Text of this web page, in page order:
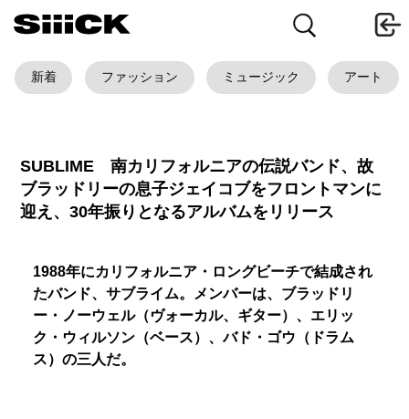
新着 ファッション ミュージック アート
SUBLIME 南カリフォルニアの伝説バンド、故
ブラッドリーの息子ジェイコブをフロントマンに
迎え、30年振りとなるアルバムをリリース
1988年にカリフォルニア・ロングビーチで結成され
たバンド、サブライム。メンバーは、ブラッドリ
ー・ノーウェル（ヴォーカル、ギター）、エリッ
ク・ウィルソン（ベース）、バド・ゴウ（ドラム
ス）の三人だ。